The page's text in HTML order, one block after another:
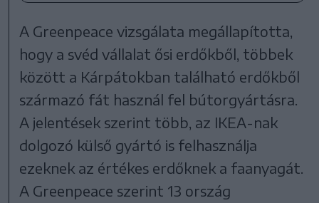
A Greenpeace vizsgálata megállapította,
hogy a svéd vállalat ősi erdőkből, többek
között a Kárpátokban található erdőkből
származó fát használ fel bútorgyártásra.
A jelentések szerint több, az IKEA-nak
dolgozó külső gyártó is felhasználja
ezeknek az értékes erdőknek a faanyagát.
A Greenpeace szerint 13 ország